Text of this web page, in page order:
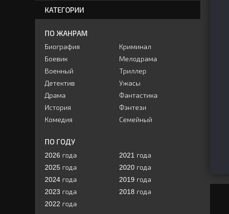
КАТЕГОРИИ
ПО ЖАНРАМ
Биография
Боевик
Военный
Детектив
Драма
История
Комедия
Криминал
Мелодрама
Триллер
Ужасы
Фантастика
Фэнтези
Семейный
ПО ГОДУ
2026 года
2025 года
2024 года
2023 года
2022 года
2021 года
2020 года
2019 года
2018 года